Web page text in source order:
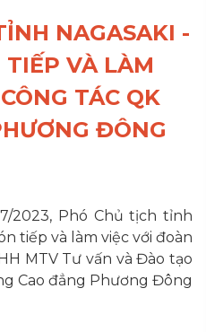
NAGASAKI -
VÀ LÀM
TÁC QK
ĐÔNG
Phó Chủ tịch tỉnh
tiếp và làm việc với đoàn
MTV Tư vấn và Đào tạo
Cao đẳng Phương Đông